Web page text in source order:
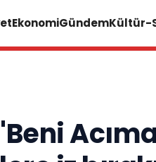
EkonomiGündemKültür-